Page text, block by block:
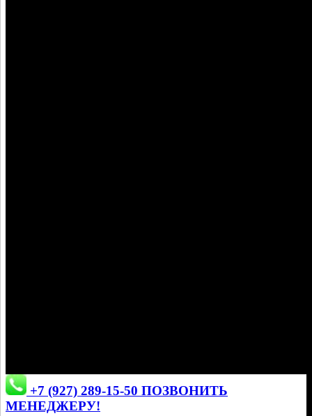
+7 (927) 289-15-50 ПОЗВОНИТЬ
МЕНЕДЖЕРУ!